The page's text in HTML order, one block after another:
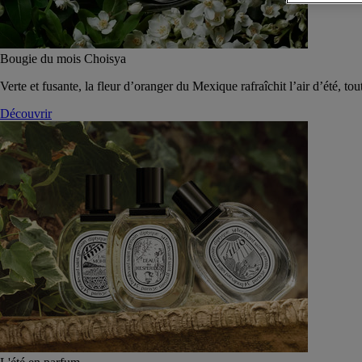
Bougie du mois Choisya
Verte et fusante, la fleur d’oranger du Mexique rafraîchit l’air d’été,
Découvrir